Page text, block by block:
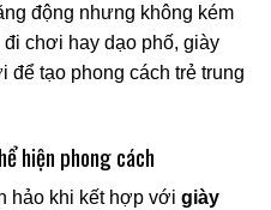
động nhưng không kém
chơi hay dạo phố, giày
để tạo phong cách trẻ trung
hiện phong cách
hảo khi kết hợp với giày